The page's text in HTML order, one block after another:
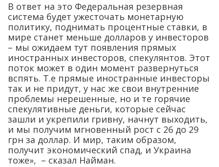
В ответ на это Федеральная резервная
система будет ужесточать монетарную
политику, поднимать процентные ставки, в
мире станет меньше долларов у инвесторов
– мы ожидаем тут появления прямых
иностранных инвесторов, спекулянтов. Этот
поток может в один момент развернуться
вспять. Т.е прямые иностранные инвесторы
так и не придут, у нас же свои внутренние
проблемы нерешенные, но и те горячие
спекулятивные деньги, которые сейчас
зашли и укрепили гривну, начнут выходить,
и мы получим мгновенный рост с 26 до 29
грн за доллар. И мир, таким образом,
получит экономический спад, и Украина
тоже», – сказал Найман.